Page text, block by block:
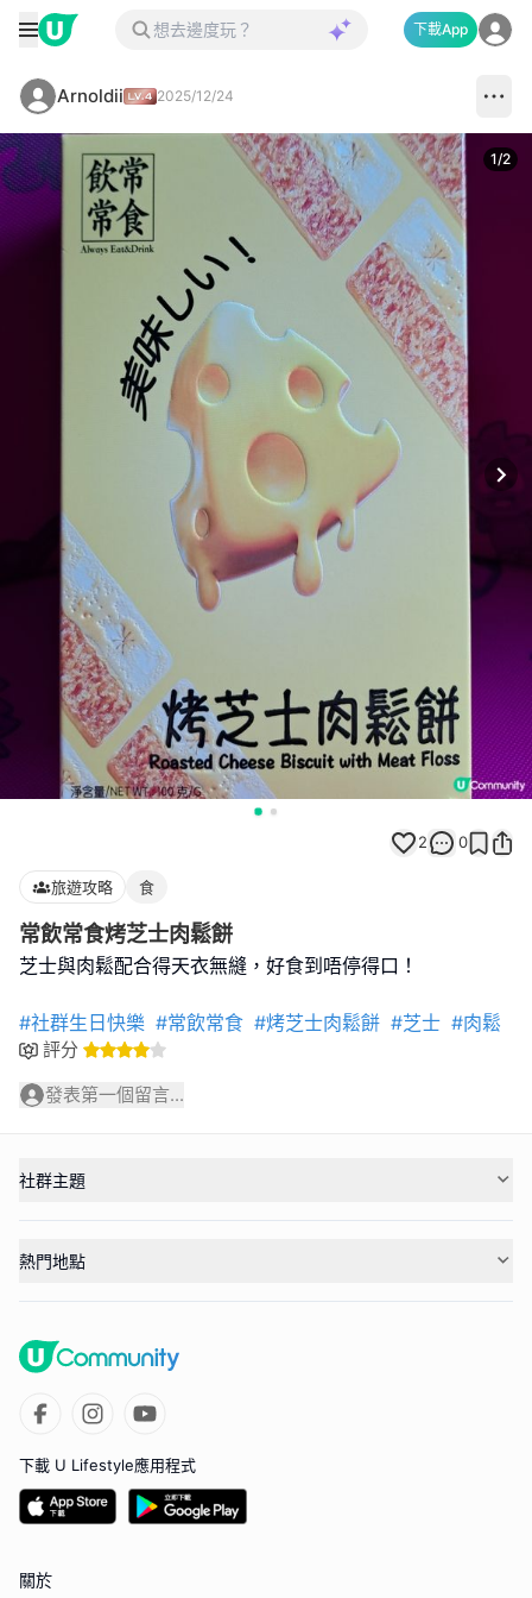
下載App
Arnoldii 2025/12/24
1/2
2 0
旅遊攻略 食
常飲常食烤芝士肉鬆餅
芝士與肉鬆配合得天衣無縫，好食到唔停得口！
#社群生日快樂 #常飲常食 #烤芝士肉鬆餅 #芝士 #肉鬆
評分
發表第一個留言...
社群主題
熱門地點
下載 U Lifestyle應用程式
關於